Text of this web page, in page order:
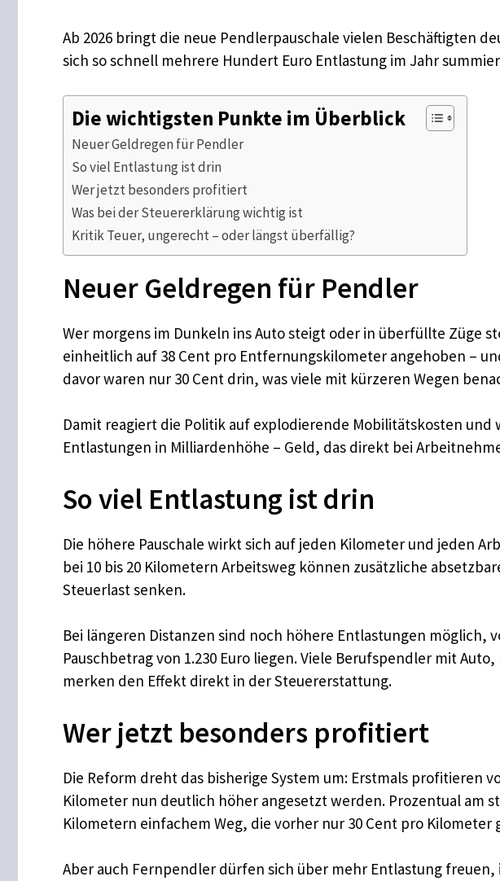
Ab 2026 bringt die neue Pendlerpauschale vielen Beschäftigten
sich so schnell mehrere Hundert Euro Entlastung im Jahr
Die wichtigsten Punkte im Überblick
Neuer Geldregen für Pendler
So viel Entlastung ist drin
Wer jetzt besonders profitiert
Was bei der Steuererklärung wichtig ist
Kritik Teuer, ungerecht – oder längst überfällig?
Neuer Geldregen für Pendler
Wer morgens im Dunkeln ins Auto steigt oder in überfüllte Züge
einheitlich auf 38 Cent pro Entfernungskilometer angehoben –
davor waren nur 30 Cent drin, was viele mit kürzeren Wegen
Damit reagiert die Politik auf explodierende Mobilitätskosten
Entlastungen in Milliardenhöhe – Geld, das direkt bei
So viel Entlastung ist drin
Die höhere Pauschale wirkt sich auf jeden Kilometer und jeden
bei 10 bis 20 Kilometern Arbeitsweg können zusätzliche
Steuerlast senken.​
Bei längeren Distanzen sind noch höhere Entlastungen
Pauschbetrag von 1.230 Euro liegen. Viele Berufspendler mit
merken den Effekt direkt in der Steuererstattung.​
Wer jetzt besonders profitiert
Die Reform dreht das bisherige System um: Erstmals
Kilometer nun deutlich höher angesetzt werden. Prozentual am
Kilometern einfachem Weg, die vorher nur 30 Cent pro
Aber auch Fernpendler dürfen sich über mehr Entlastung